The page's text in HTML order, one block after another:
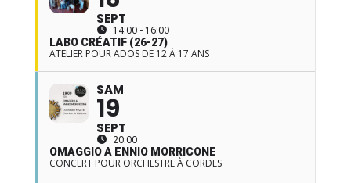
SEPT
14:00 - 16:00
LABO CRÉATIF (26-27)
ATELIER POUR ADOS DE 12 À 17 ANS
SAM
19
SEPT
20:00
OMAGGIO A ENNIO MORRICONE
CONCERT POUR ORCHESTRE À CORDES